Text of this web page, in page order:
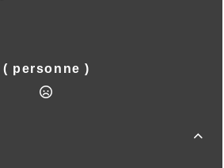
( personne )
